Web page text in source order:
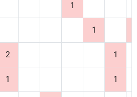
1
1
2 1
1 1